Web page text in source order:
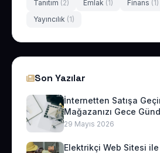
Tanıtım (2) Emlak (1) Finans (1)
Yayıncılık (1)
Son Yazılar
İnternetten Satışa
Mağazanızı Gece
29 Mayıs 2026
Elektrikçi Web Sitesi ile